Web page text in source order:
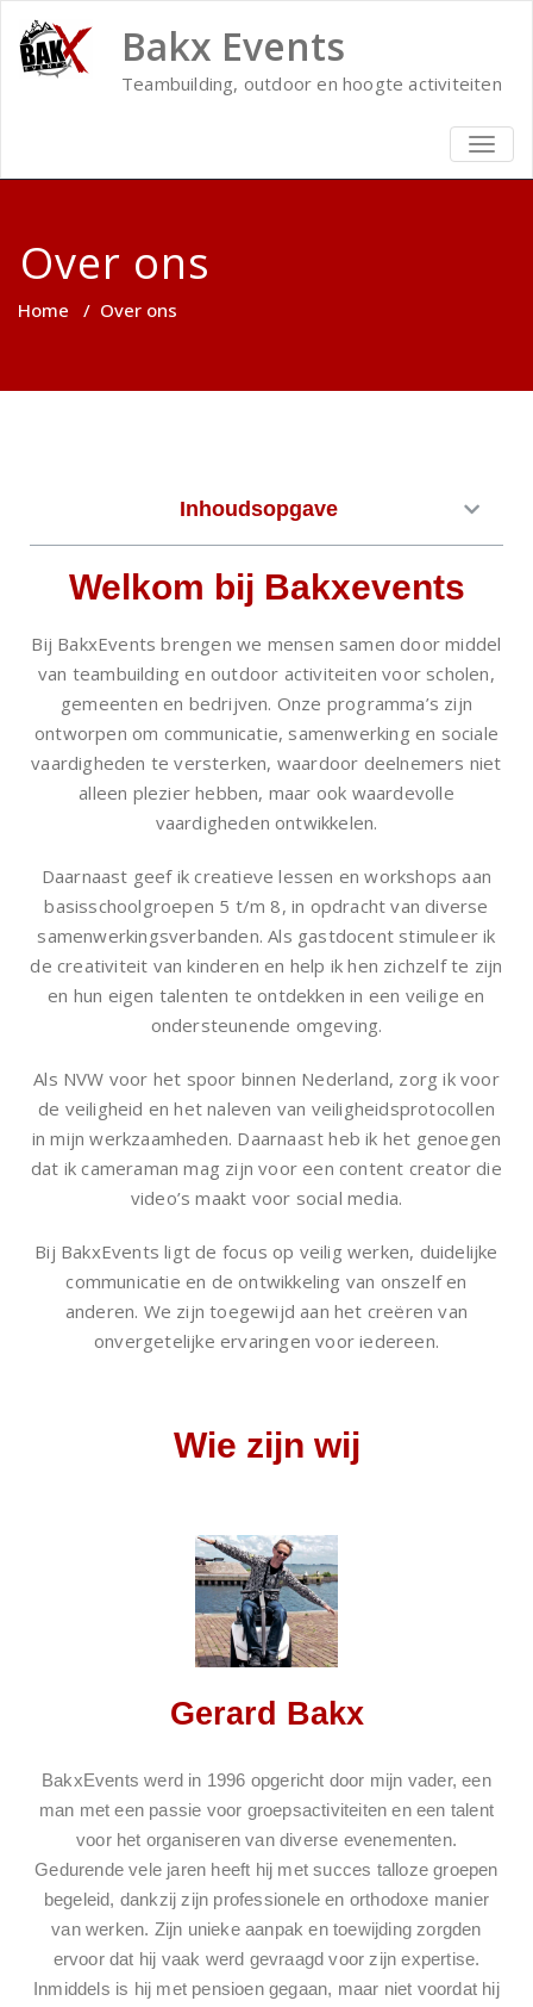
Bakx Events
Teambuilding, outdoor en hoogte activiteiten
Over ons
Home / Over ons
Inhoudsopgave
Welkom bij Bakxevents
Bij BakxEvents brengen we mensen samen door middel
van teambuilding en outdoor activiteiten voor scholen,
gemeenten en bedrijven. Onze programma’s zijn
ontworpen om communicatie, samenwerking en sociale
vaardigheden te versterken, waardoor deelnemers niet
alleen plezier hebben, maar ook waardevolle
vaardigheden ontwikkelen.
Daarnaast geef ik creatieve lessen en workshops aan
basisschoolgroepen 5 t/m 8, in opdracht van diverse
samenwerkingsverbanden. Als gastdocent stimuleer ik
de creativiteit van kinderen en help ik hen zichzelf te zijn
en hun eigen talenten te ontdekken in een veilige en
ondersteunende omgeving.
Als NVW voor het spoor binnen Nederland, zorg ik voor
de veiligheid en het naleven van veiligheidsprotocollen
in mijn werkzaamheden. Daarnaast heb ik het genoegen
dat ik cameraman mag zijn voor een content creator die
video’s maakt voor social media.
Bij BakxEvents ligt de focus op veilig werken, duidelijke
communicatie en de ontwikkeling van onszelf en
anderen. We zijn toegewijd aan het creëren van
onvergetelijke ervaringen voor iedereen.
Wie zijn wij
Gerard Bakx
BakxEvents werd in 1996 opgericht door mijn vader, een
man met een passie voor groepsactiviteiten en een talent
voor het organiseren van diverse evenementen.
Gedurende vele jaren heeft hij met succes talloze groepen
begeleid, dankzij zijn professionele en orthodoxe manier
van werken. Zijn unieke aanpak en toewijding zorgden
ervoor dat hij vaak werd gevraagd voor zijn expertise.
Inmiddels is hij met pensioen gegaan, maar niet voordat hij